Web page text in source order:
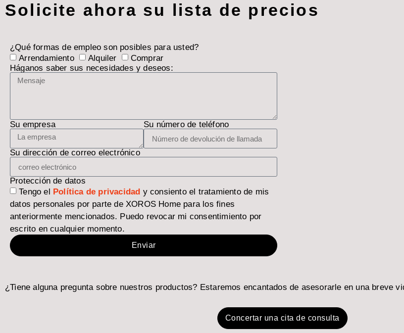
Solicite ahora su lista de precios
¿Qué formas de empleo son posibles para usted?
Arrendamiento
Alquiler
Comprar
Háganos saber sus necesidades y deseos:
Su empresa Su número de teléfono
Su dirección de correo electrónico
Protección de datos
Tengo el Política de privacidad y consiento el tratamiento de mis
datos personales por parte de XOROS Home para los fines
anteriormente mencionados. Puedo revocar mi consentimiento por
escrito en cualquier momento.
Enviar
¿Tiene alguna pregunta sobre nuestros productos? Estaremos encantados de asesorarle en una breve
Concertar una cita de consulta